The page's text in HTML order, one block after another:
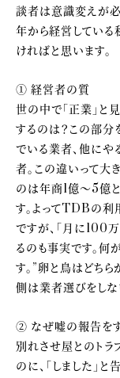
談者は意識変えが
年から経営してい
ければと思います。
① 経営者の質
世の中で「正業」と
するのは？この部分
でいる業者、他にや
者。この違いって大
のは年商1億～5億
す。よってTDBの利
ですが、「月に
るのも事実です。何
す。”卵と鳥はどち
側は業者選びをしな
② なぜ嘘の報告を
別れさせ屋とのトラ
のに、「しました」